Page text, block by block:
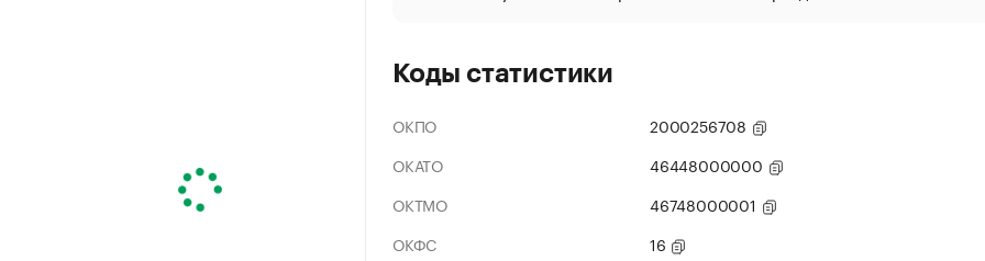
Коды статистики
ОКПО
2000256708
ОКАТО
46448000000
ОКТМО
46748000001
ОКФС
16